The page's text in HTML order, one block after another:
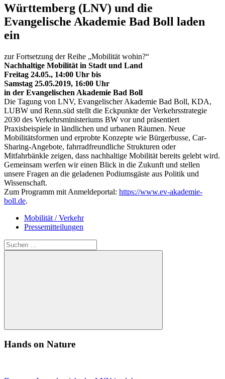
Württemberg (LNV) und die
Evangelische Akademie Bad Boll laden
ein
zur Fortsetzung der Reihe „Mobilität wohin?“
Nachhaltige Mobilität in Stadt und Land
Freitag 24.05., 14:00 Uhr bis
Samstag 25.05.2019, 16:00 Uhr
in der Evangelischen Akademie Bad Boll
Die Tagung von LNV, Evangelischer Akademie Bad Boll, KDA,
LUBW und Renn.süd stellt die Eckpunkte der Verkehrsstrategie
2030 des Verkehrsministeriums BW vor und präsentiert
Praxisbeispiele in ländlichen und urbanen Räumen. Neue
Mobilitätsformen und erprobte Konzepte wie Bürgerbusse, Car-
Sharing-Angebote, fahrradfreundliche Strukturen oder
Mitfahrbänkle zeigen, dass nachhaltige Mobilität bereits gelebt wird.
Gemeinsam werfen wir einen Blick in die Zukunft und stellen
unsere Fragen an die geladenen Podiumsgäste aus Politik und
Wissenschaft.
Zum Programm mit Anmeldeportal: https://www.ev-akademie-
boll.de.
Mobilität / Verkehr
Pressemitteilungen
Suchen
nach:
Suchen
Hands on Nature